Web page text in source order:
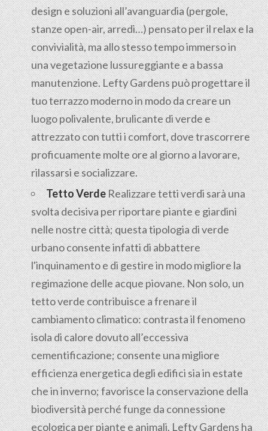
design e soluzioni all’avanguardia (pergole,
stanze open-air, arredi…) pensato per il relax e la
convivialità, ma allo stesso tempo immerso in
una vegetazione lussureggiante e a bassa
manutenzione. Lefty Gardens può progettare il
tuo terrazzo moderno in modo da creare un
luogo polivalente, brulicante di verde e
attrezzato con tutti i comfort, dove trascorrere
proficuamente molte ore al giorno a lavorare,
rilassarsi e socializzare.
Tetto VerdeRealizzare tetti verdi sarà una
svolta decisiva per riportare piante e giardini
nelle nostre città; questa tipologia di verde
urbano consente infatti di abbattere
l'inquinamento e di gestire in modo migliore la
regimazione delle acque piovane. Non solo, un
tetto verde contribuisce a frenare il
cambiamento climatico: contrasta il fenomeno
isola di calore dovuto all’eccessiva
cementificazione; consente una migliore
efficienza energetica degli edifici sia in estate
che in inverno; favorisce la conservazione della
biodiversità perché funge da connessione
ecologica per piante e animali. Lefty Gardens ha